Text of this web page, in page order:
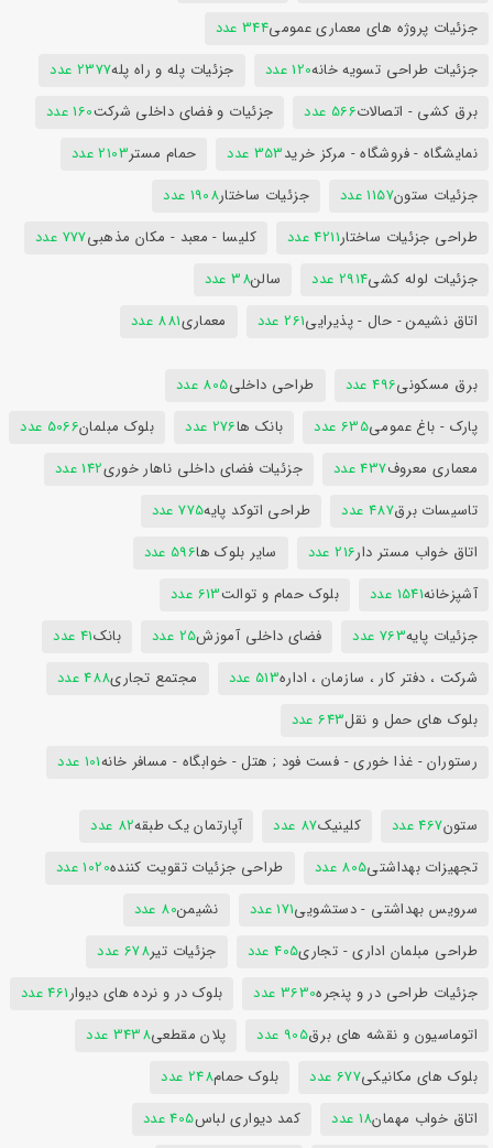
جزئیات پروژه های معماری عمومی344 عدد
جزئیات طراحی تسویه خانه120 عدد جزئیات پله و راه پله2377 عدد
برق کشی - اتصالات566 عدد جزئیات و فضای داخلی شرکت160 عدد
نمایشگاه - فروشگاه - مرکز خرید353 عدد حمام مستر2103 عدد
جزئیات ستون1157 عدد جزئیات ساختار1908 عدد
طراحی جزئیات ساختار4211 عدد کلیسا - معبد - مکان مذهبی777 عدد
جزئیات لوله کشی2914 عدد سالن38 عدد
اتاق نشیمن - حال - پذیرایی261 عدد معماری881 عدد
برق مسکونی496 عدد طراحی داخلی805 عدد
پارک - باغ عمومی635 عدد بانک ها276 عدد بلوک مبلمان5066 عدد
معماری معروف437 عدد جزئیات فضای داخلی ناهار خوری142 عدد
تاسیسات برق487 عدد طراحی اتوکد پایه775 عدد
اتاق خواب مستر دار216 عدد سایر بلوک ها596 عدد
آشپزخانه1541 عدد بلوک حمام و توالت613 عدد
جزئیات پایه763 عدد فضای داخلی آموزش25 عدد بانک41 عدد
شرکت ، دفتر کار ، سازمان ، اداره513 عدد مجتمع تجاری488 عدد
بلوک های حمل و نقل643 عدد
رستوران - غذا خوری - فست فود ; هتل - خوابگاه - مسافر خانه101 عدد
ستون467 عدد کلینیک87 عدد آپارتمان یک طبقه82 عدد
تجهیزات بهداشتی805 عدد طراحی جزئیات تقویت کننده1020 عدد
سرویس بهداشتی - دستشویی171 عدد نشیمن80 عدد
طراحی مبلمان اداری - تجاری405 عدد جزئیات تیر678 عدد
جزئیات طراحی در و پنجره3630 عدد بلوک در و نرده های دیوار461 عدد
اتوماسیون و نقشه های برق905 عدد پلان مقطعی3438 عدد
بلوک های مکانیکی677 عدد بلوک حمام248 عدد
اتاق خواب مهمان18 عدد کمد دیواری لباس405 عدد